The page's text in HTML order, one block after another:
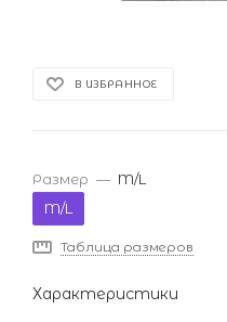
В ИЗБРАННОЕ
Размер — M/L
M/L
Таблица размеров
Характеристики